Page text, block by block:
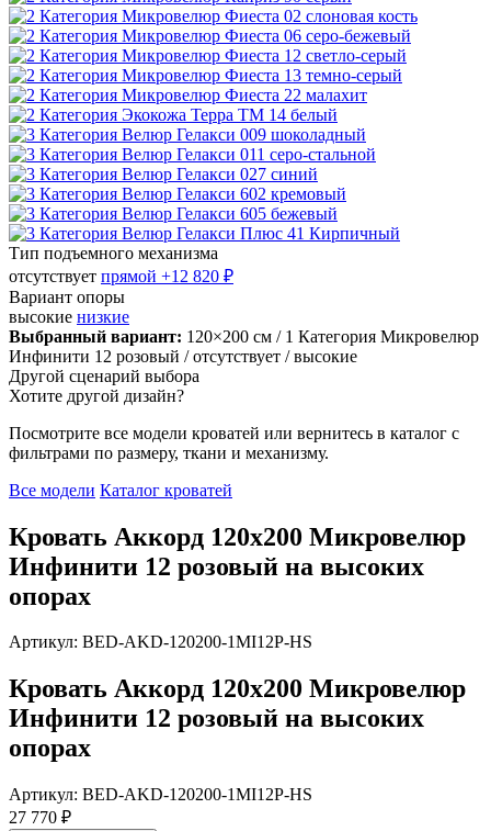
Тип подъемного механизма
отсутствует прямой +12 820 ₽
Вариант опоры
высокие низкие
Выбранный вариант: 120×200 см / 1 Категория Микровелюр
Инфинити 12 розовый / отсутствует / высокие
Другой сценарий выбора
Хотите другой дизайн?
Посмотрите все модели кроватей или вернитесь в каталог с
фильтрами по размеру, ткани и механизму.
Все модели Каталог кроватей
Кровать Аккорд 120х200 Микровелюр
Инфинити 12 розовый на высоких
опорах
Артикул: BED-AKD-120200-1MI12P-HS
Кровать Аккорд 120х200 Микровелюр
Инфинити 12 розовый на высоких
опорах
Артикул: BED-AKD-120200-1MI12P-HS
27 770 ₽